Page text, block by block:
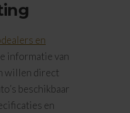
en
informatie van
willen direct
beschikbaar
en